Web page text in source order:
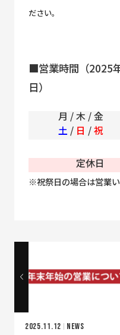
ださい。
■営業時間（2025
日）
月 / 木 / 金
土 / 日 /祝
定休日
※祝祭日の場合は営業
2025.11.12 NEWS